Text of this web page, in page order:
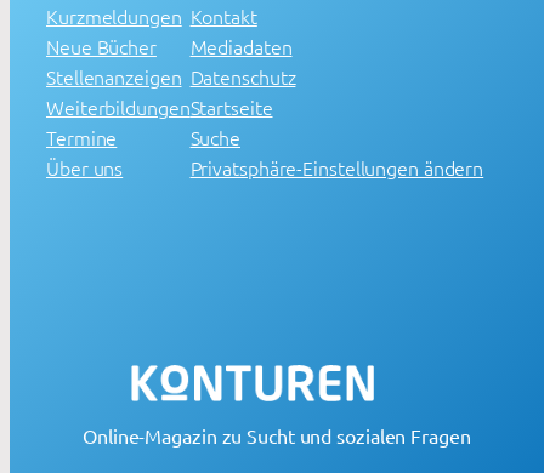
Kurzmeldungen
Neue Bücher
Stellenanzeigen
Weiterbildungen
Termine
Über uns
Kontakt
Mediadaten
Datenschutz
Startseite
Suche
Privatsphäre-Einstellungen ändern
Online-Magazin zu Sucht und sozialen Fragen